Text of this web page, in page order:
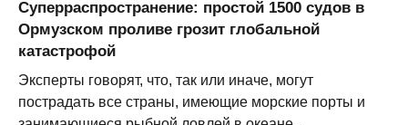
Суперраспространение: простой 1500 судов в
Ормузском проливе грозит глобальной
катастрофой
Эксперты говорят, что, так или иначе, могут
пострадать все страны, имеющие морские порты и